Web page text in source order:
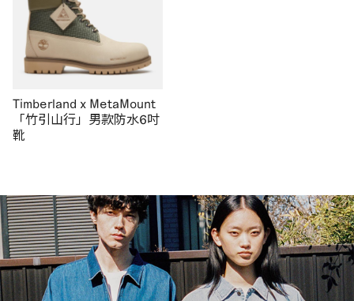
Timberland x MetaMount
「竹引山行」男款防水6吋
靴